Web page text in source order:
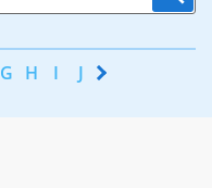
G H I J K